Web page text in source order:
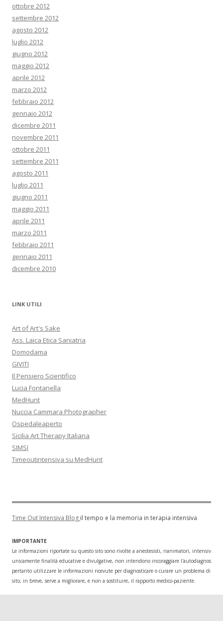
ottobre 2012
settembre 2012
agosto 2012
luglio 2012
giugno 2012
maggio 2012
aprile 2012
marzo 2012
febbraio 2012
gennaio 2012
dicembre 2011
novembre 2011
ottobre 2011
settembre 2011
agosto 2011
luglio 2011
giugno 2011
maggio 2011
aprile 2011
marzo 2011
febbraio 2011
gennaio 2011
dicembre 2010
LINK UTILI
Art of Art's Sake
Ass. Laica Etica Saniatria
Domodama
GIVITI
Il Pensiero Scientifico
Lucia Fontanella
MedHunt
Nuccia Cammara Photographer
Ospedaleaperto
Sicilia Art Therapy Italiana
SIMSI
Timeoutintensiva su MedHunt
Time Out Intensiva Blog il tempo e la memoria in terapia intensiva
IMPORTANTE
Le informazioni riportate su questo sito sono rivolte a anestesisti, rianimatori,
unicamente finalità educative e divulgative, non intendono incoraggiare l'autodiagnosi o
pertanto utilizzare le informazioni ricevute per diagnosticare o curare un problema di
sito, in breve, serve a migliorare, e non a sostituire, il rapporto medico-paziente.